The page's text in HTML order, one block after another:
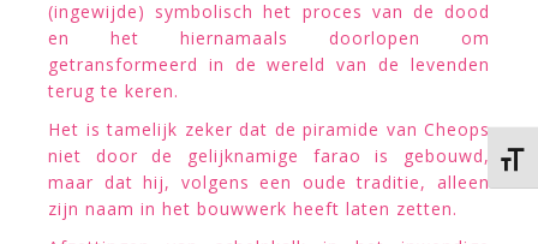
(ingewijde) symbolisch het proces van de dood
en het hiernamaals doorlopen om
getransformeerd in de wereld van de levenden
terug te keren.
Het is tamelijk zeker dat de piramide van Cheops
niet door de gelijknamige farao is gebouwd,
maar dat hij, volgens een oude traditie, alleen
zijn naam in het bouwwerk heeft laten zetten.